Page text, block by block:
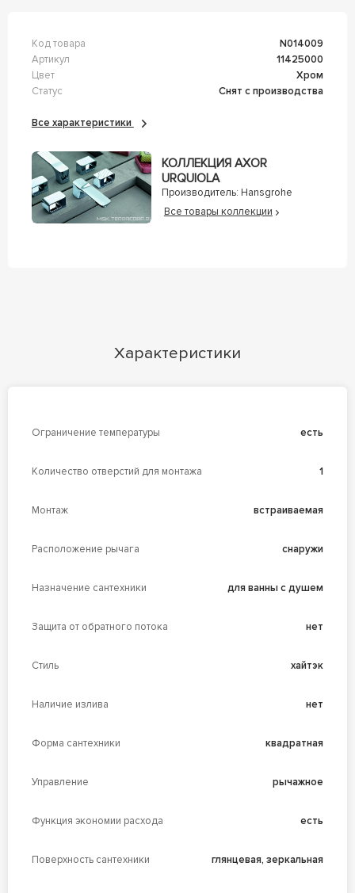
Код товара
n014009
Артикул
11425000
Цвет
Хром
Статус
Снят с производства
Все характеристики
КОЛЛЕКЦИЯ AXOR
URQUIOLA
Производитель: Hansgrohe
Все товары коллекции
Характеристики
Ограничение температуры есть
Количество отверстий для монтажа 1
Монтаж встраиваемая
Расположение рычага снаружи
Назначение сантехники для ванны с душем
Защита от обратного потока нет
Стиль хайтэк
Наличие излива нет
Форма сантехники квадратная
Управление рычажное
Функция экономии расхода есть
Поверхность сантехники глянцевая, зеркальная